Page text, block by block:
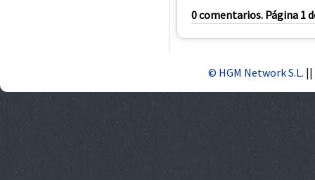
0 comentarios. Página 1
© HGM Network S.L. ||